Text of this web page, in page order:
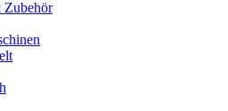
Zubehör